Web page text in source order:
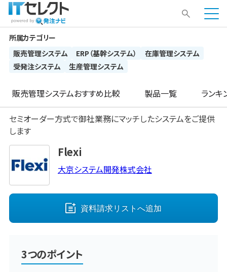
所属カテゴリー
販売管理システム
ERP（基幹システム）
在庫管理システム
受発注システム
生産管理システム
販売管理システムおすすめ比較 製品一覧 ランキ
セミオーダー方式で御社業務にマッチしたシステムをご提供
します
Flexi
大京システム開発株式会社
資料請求リストへ追加
3つのポイント